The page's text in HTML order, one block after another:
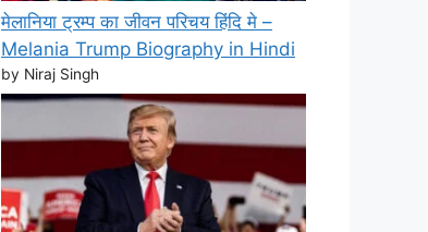
मेलानिया ट्रम्प का जीवन परिचय हिंदि मे –
Melania Trump Biography in Hindi
by Niraj Singh